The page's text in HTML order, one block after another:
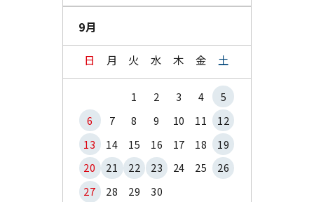
9月
日 月 火 水 木 金 土
1 2 3 4
5
6
7 8 9 10 11
12
13
14 15 16 17 18
19
20
21 22 23 24 25
26
27
28 29 30